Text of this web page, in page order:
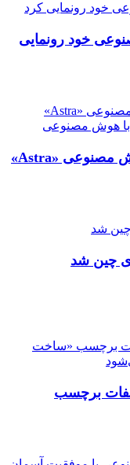
خود رونمایی
OpenAI از خانواده جدید مدل‌های هوش مصنوعی «Astra»
چین شد
برچسب
اقدامی نمی‌شود